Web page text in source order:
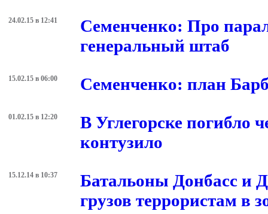
24.02.15 в 12:41
Семенченко: Про
генеральный штаб
15.02.15 в 06:00 Семенченко: план
01.02.15 в 12:20
В Углегорске погибло
контузило
15.12.14 в 10:37
Батальоны Донбасс и
грузов террористам в